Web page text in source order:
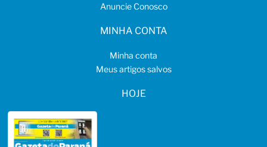
Anuncie Conosco
MINHA CONTA
Minha conta
Meus artigos salvos
HOJE